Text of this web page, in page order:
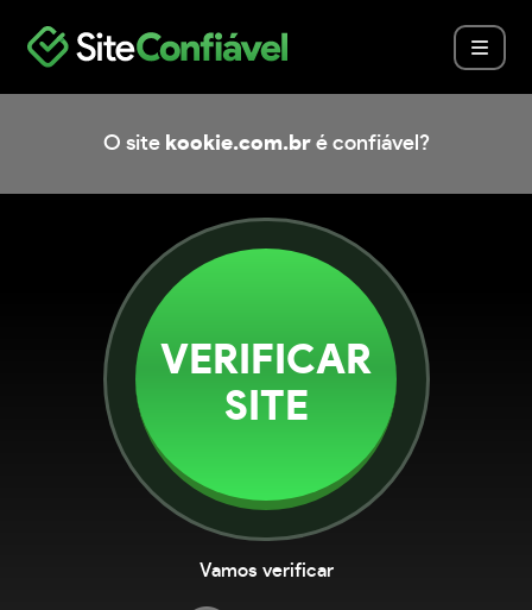
O site kookie.com.bré confiável?
VERIFICAR
SITE
Vamos verificar